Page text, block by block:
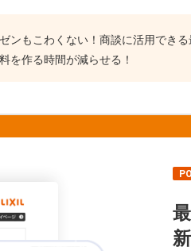
ンもこわくない！商談に活用できる
を作る時間が減らせる！